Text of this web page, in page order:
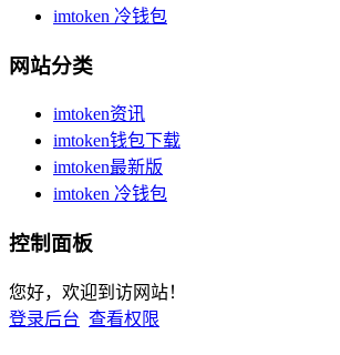
imtoken 冷钱包
网站分类
imtoken资讯
imtoken钱包下载
imtoken最新版
imtoken 冷钱包
控制面板
您好，欢迎到访网站！
登录后台 查看权限